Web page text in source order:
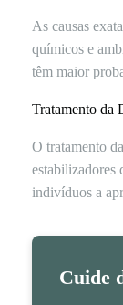
As causas
químicos e
têm maior
Tratamento da
O tratamento
estabilizadores
indivíduos a
Cuide